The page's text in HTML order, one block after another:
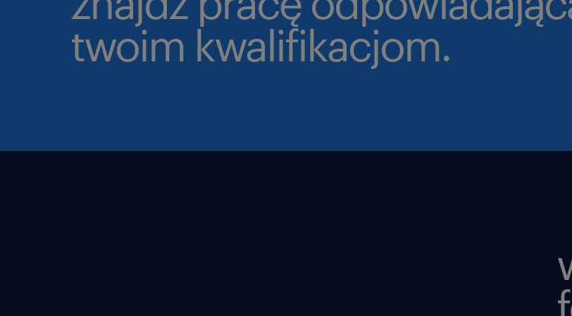
twoim kwalifikacjom.